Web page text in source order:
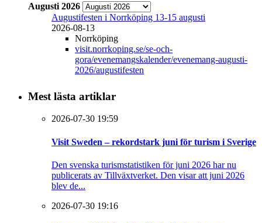
Augusti 2026
Augustifesten i Norrköping 13-15 augusti
2026-08-13
Norrköping
visit.norrkoping.se/se-och-
gora/evenemangskalender/evenemang-augusti-
2026/augustifesten
Mest lästa artiklar
2026-07-30 19:59
Visit Sweden – rekordstark juni för turism i Sverige
Den svenska turismstatistiken för juni 2026 har nu
publicerats av Tillväxtverket. Den visar att juni 2026
blev de...
2026-07-30 19:16